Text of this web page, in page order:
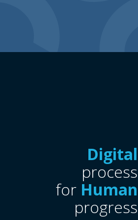
Digital
process
for Human
progress